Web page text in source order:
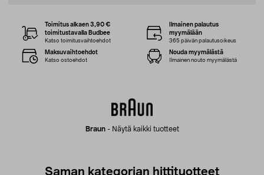
Braun- Näytä kaikki tuotteet
Toimitus alkaen 3,90 €
toimitustavalla Budbee
Katso toimitusvaihtoehdot
Ilmainen palautus
myymälään
365 päivän palautusoikeus
Maksuvaihtoehdot
Katso ostoehdot
Nouda myymälästä
Ilmainen nouto myymälästä
Saman kategorian hittituotteet